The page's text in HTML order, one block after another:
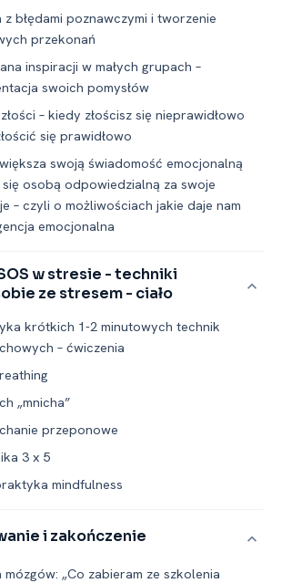
z błędami poznawczymi i tworzenie
przekonań
inspiracji w małych grupach –
swoich pomysłów
– kiedy złościsz się nieprawidłowo
się prawidłowo
swoją świadomość emocjonalną
osobą odpowiedzialną za swoje
– czyli o możliwościach jakie daje nam
emocjonalna
w stresie -⁠ techniki
ze stresem -⁠ ciało
krótkich 1-2 minutowych technik
– ćwiczenia
„mnicha”
przeponowe
3 x 5
mindfulness
i zakończenie
mózgów: „Co zabieram ze szkolenia